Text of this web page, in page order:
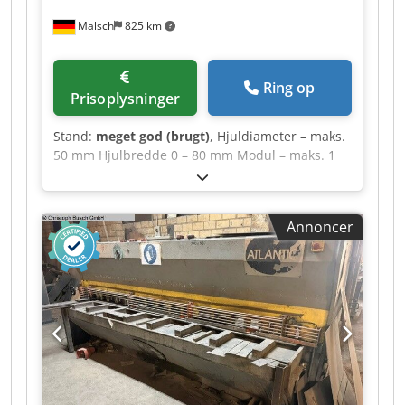
smøremidler - Udskiftning af alle standarddele,
alle sliddele, f.eks. remme, kæder, skrabere... -
Udskiftning af alle elektroniske komponenter,
f.eks. kontaktorer, transformatorer, kontakter
osv. - Dokumentation med testprotokol,
reservedelsliste og geometriprotokol
Tilgængelighed: efter forespørgsel Afstand
mellem centerpunkter: 165 mm Afstand mellem
Konus til baggaffel: MK3 Patronholder: Kort
konus DIN55027, størrelse 5 med bajonetlås
Slaglængde på pinol: 85 mm Cjdpjztf A Ujfx
Aipjrf Omdrejningstal: 22-2800 o/min Mulige
gevindtyper: Metrisk, tomme, modul, diametral
pitch Metriske gevindstigninger: 0,18 - 28 mm
Spindelbremse: kan aktiveres Spænding: 400 V
Mål: ca. 1,80 x 1,30 x 0,9 m (L x H x B) Vægt: ca.
1100 kg Yderligere udstyr og tilbehør:
Patronbeskyttelse (NY), kølemiddelsystem, 2x
Malsch 825 km
Prisoplysninger
Ring op
Stand: meget god (brugt), Hjuldiameter – maks.
50 mm Hjulbredde 0 – 80 mm Modul – maks. 1
Modul – min. 0,1 Omdrejningstal 660 – 5300
o/min Antal tænder – min. 6 – 200
Fastspændingslængde maks. 80 mm Samlet
effektbehov 1,2 kW Maskinvægt ca. 0,5 t
Pladsbehov ca. 0,8 x 0,8 x 1,4 m Højeste
præcision til tandhjulbearbejdning, især i
urindustrien, apparatindustrien og
mekanikindustrien. Credpfxoztf A Ij Aipjf med
lader W 20
Annoncer